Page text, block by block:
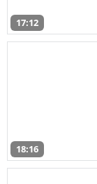
17:12
18:16